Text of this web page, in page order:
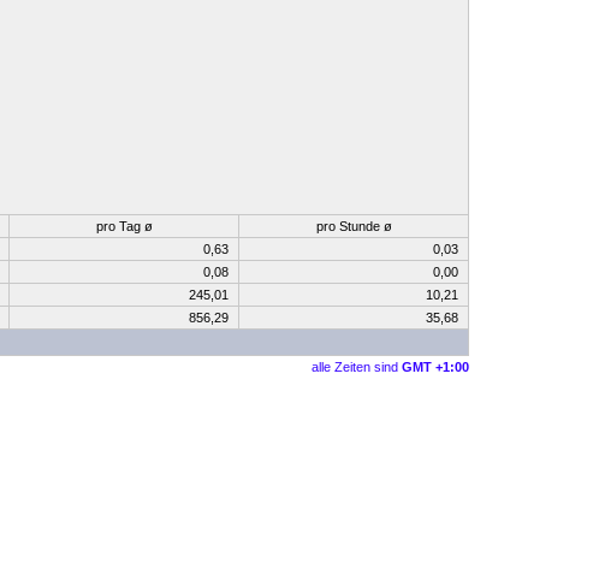
pro Tag ø
pro Stunde ø
0,63
0,03
0,08
0,00
245,01
10,21
856,29 35,68
alle Zeiten sind GMT +1:00